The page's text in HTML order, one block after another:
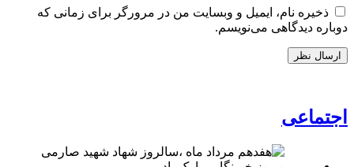
ذخیره نام، ایمیل و وبسایت من در مرورگر برای زمانی که
دوباره دیدگاهی می‌نویسم.
اجتماعی